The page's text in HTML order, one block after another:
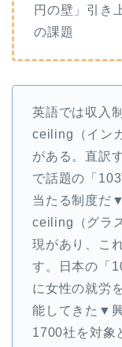
円の壁」引き
の課題
英語では収入
ceiling（イン
がある。直訳
で話題の「
当たる制度だ
ceiling（グラ
現があり、こ
す。日本の「
に女性の就労
能してきた▼
1700社を対象